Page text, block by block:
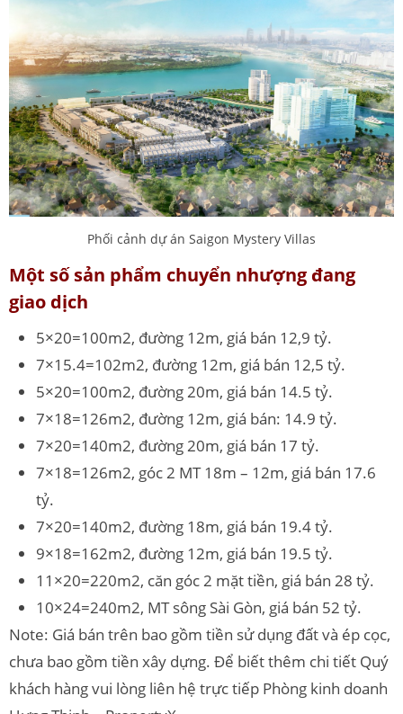
Phối cảnh dự án Saigon Mystery Villas
Một số sản phẩm chuyển nhượng đang
giao dịch
5×20=100m2, đường 12m, giá bán 12,9 tỷ.
7×15.4=102m2, đường 12m, giá bán 12,5 tỷ.
5×20=100m2, đường 20m, giá bán 14.5 tỷ.
7×18=126m2, đường 12m, giá bán: 14.9 tỷ.
7×20=140m2, đường 20m, giá bán 17 tỷ.
7×18=126m2, góc 2 MT 18m – 12m, giá bán 17.6
tỷ.
7×20=140m2, đường 18m, giá bán 19.4 tỷ.
9×18=162m2, đường 12m, giá bán 19.5 tỷ.
11×20=220m2, căn góc 2 mặt tiền, giá bán 28 tỷ.
10×24=240m2, MT sông Sài Gòn, giá bán 52 tỷ.
Note: Giá bán trên bao gồm tiền sử dụng đất và ép cọc,
chưa bao gồm tiền xây dựng. Để biết thêm chi tiết Quý
khách hàng vui lòng liên hệ trực tiếp Phòng kinh doanh